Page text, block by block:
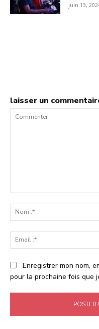
juin 13,
laisser un
Enregistrer mon nom,
pour la prochaine fois que